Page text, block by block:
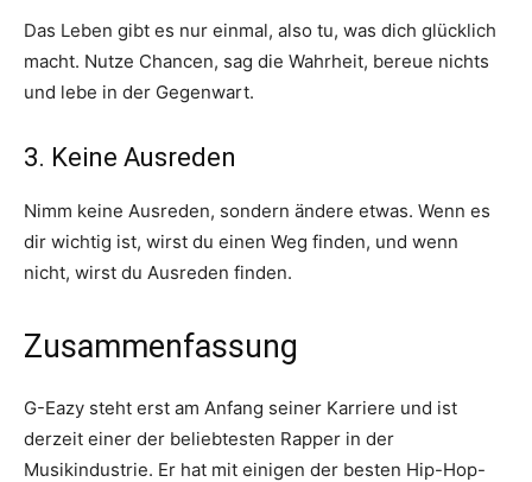
Das Leben gibt es nur einmal, also tu, was dich glücklich
macht. Nutze Chancen, sag die Wahrheit, bereue nichts
und lebe in der Gegenwart.
3. Keine Ausreden
Nimm keine Ausreden, sondern ändere etwas. Wenn es
dir wichtig ist, wirst du einen Weg finden, und wenn
nicht, wirst du Ausreden finden.
Zusammenfassung
G-Eazy steht erst am Anfang seiner Karriere und ist
derzeit einer der beliebtesten Rapper in der
Musikindustrie. Er hat mit einigen der besten Hip-Hop-